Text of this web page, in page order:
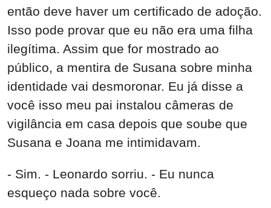
então deve haver um certificado de adoção.
Isso pode provar que eu não era uma filha
ilegítima. Assim que for mostrado ao
público, a mentira de Susana sobre minha
identidade vai desmoronar. Eu já disse a
você isso meu pai instalou câmeras de
vigilância em casa depois que soube que
Susana e Joana me intimidavam.
- Sim. - Leonardo sorriu. - Eu nunca
esqueço nada sobre você.